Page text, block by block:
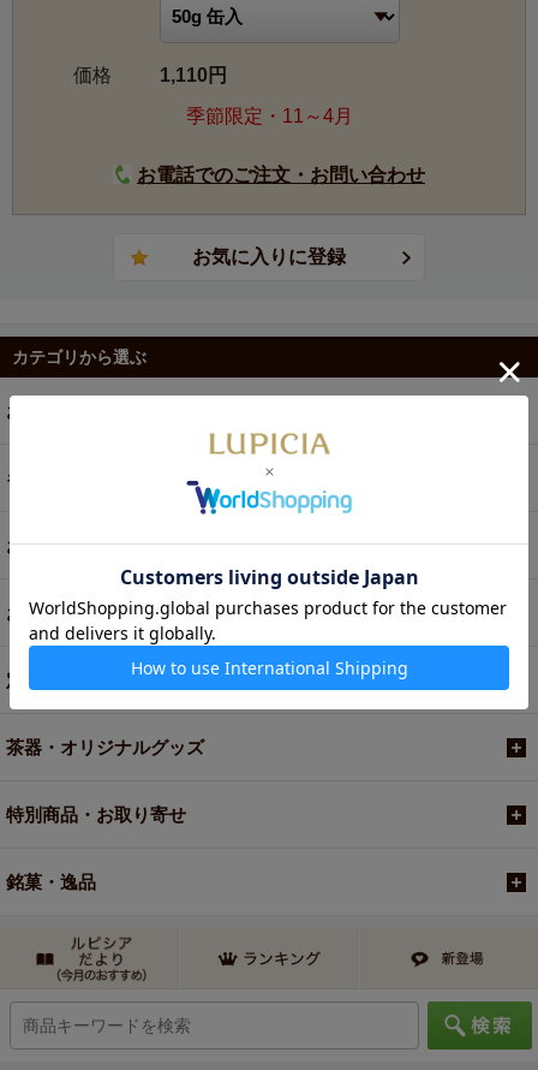
価格
1,110円
季節限定・11～4月
お電話でのご注文・お問い合わせ
カテゴリから選ぶ
お茶
ギフト
お菓子・食品・飲料
お買い得商品
定期便
茶器・オリジナルグッズ
特別商品・お取り寄せ
銘菓・逸品